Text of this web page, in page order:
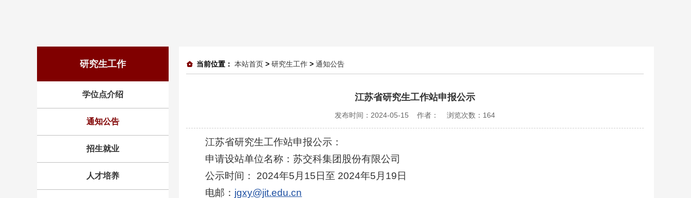
研究生工作
学位点介绍
通知公告
招生就业
人才培养
当前位置： 本站首页 > 研究生工作 > 通知公告
江苏省研究生工作站申报公示
发布时间：2024-05-15 作者： 浏览次数： 164
江苏省研究生工作站申报公示：
申请设站单位名称：苏交科集团股份有限公司
公示时间： 2024年5月15日至 2024年5月19日
电邮： jgxy@jit.edu.cn